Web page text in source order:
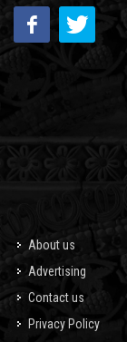
About us
Advertising
Contact us
Privacy Policy